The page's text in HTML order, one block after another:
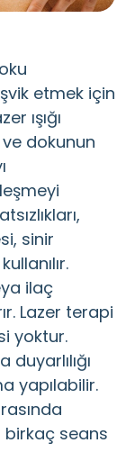
etmek için
ışığı
ve dokunun
sinir
ilaç
Lazer terapi
yoktur.
duyarlılığı
yapılabilir.
seans